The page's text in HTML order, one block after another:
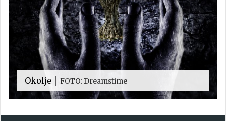
Okolje FOTO: Dreamstime